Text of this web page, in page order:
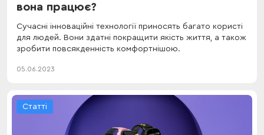
вона працює?
Сучасні інноваційні технології приносять багато користі
для людей. Вони здатні покращити якість життя, а також
зробити повсякденність комфортнішою.
05.06.2023
Статті